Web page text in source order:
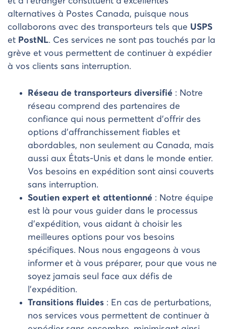
alternatives à Postes Canada, puisque nous
collaborons avec des transporteurs tels que USPS
et PostNL. Ces services ne sont pas touchés par la
grève et vous permettent de continuer à expédier
à vos clients sans interruption.
Réseau de transporteurs diversifié : Notre
réseau comprend des partenaires de
confiance qui nous permettent d’offrir des
options d’affranchissement fiables et
abordables, non seulement au Canada, mais
aussi aux États-Unis et dans le monde entier.
Vos besoins en expédition sont ainsi couverts
sans interruption.
Soutien expert et attentionné : Notre équipe
est là pour vous guider dans le processus
d’expédition, vous aidant à choisir les
meilleures options pour vos besoins
spécifiques. Nous nous engageons à vous
informer et à vous préparer, pour que vous ne
soyez jamais seul face aux défis de
l’expédition.
Transitions fluides : En cas de perturbations,
nos services vous permettent de continuer à